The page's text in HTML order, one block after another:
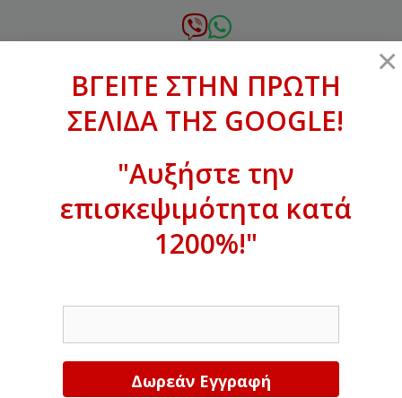
σε
xanthogenous@gmail.com
ΒΓΕΙΤΕ ΣΤΗΝ ΠΡΩΤΗ ΣΕΛΙΔΑ ΤΗΣ
GOOGLE!
×
ΒΓΕΙΤΕ ΣΤΗΝ ΠΡΩΤΗ
ΣΕΛΙΔΑ ΤΗΣ GOOGLE!
"Αυξήστε την
επισκεψιμότητα κατά
1200%!"